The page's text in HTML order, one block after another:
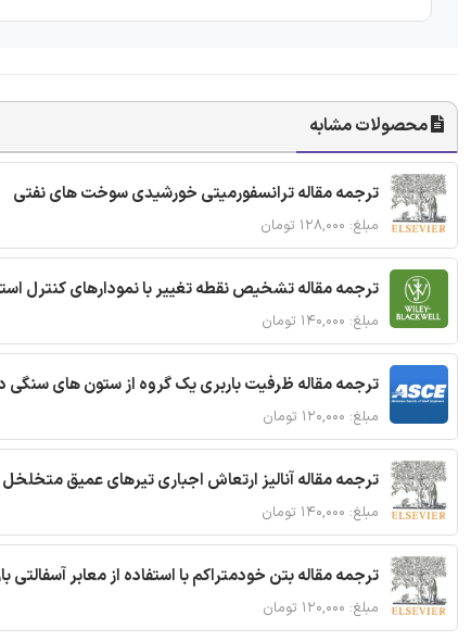
محصولات مشابه
ترجمه مقاله ترانسفورمیتی خورشیدی سوخت های نفتی
مبلغ: ۱۲۸,۰۰۰ تومان
ترجمه مقاله تشخیص نقطه تغییر با نمودارهای کنترل
مبلغ: ۱۴۰,۰۰۰ تومان
ترجمه مقاله ظرفیت باربری یک گروه از ستون های سنگی
مبلغ: ۱۲۰,۰۰۰ تومان
ترجمه مقاله آنالیز ارتعاش اجباری تیرهای عمیق
مبلغ: ۱۴۰,۰۰۰ تومان
ترجمه مقاله بتن خودمتراکم با استفاده از معابر آسفالتی
مبلغ: ۱۲۰,۰۰۰ تومان